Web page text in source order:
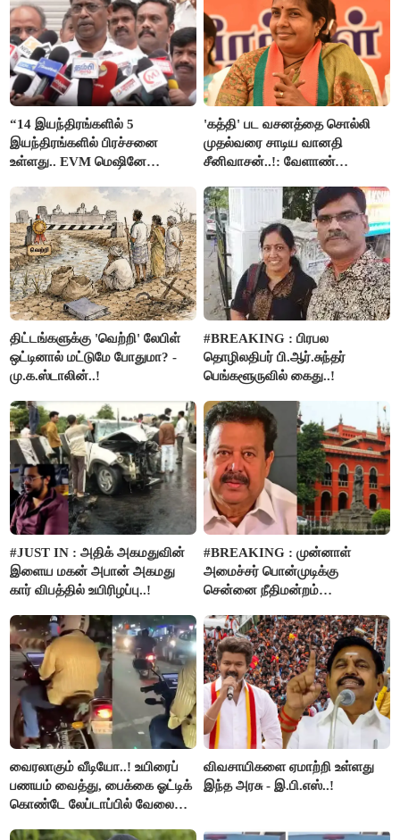
“14 இயந்திரங்களில் 5
இயந்திரங்களில் பிரச்சனை
உள்ளது.. EVM மெஷினே
இளங்கோ
'கத்தி' பட வசனத்தை சொல்லி
முதல்வரை சாடிய வானதி
சீனிவாசன்..!: வேளாண்
எதிர்ப்பு!
திட்டங்களுக்கு 'வெற்றி' லேபிள்
ஒட்டினால் மட்டுமே போதுமா? -
மு.க.ஸ்டாலின்..!
#BREAKING : பிரபல
தொழிலதிபர் பி.ஆர்.சுந்தர்
பெங்களூருவில் கைது..!
#JUST IN : அதிக் அகமதுவின்
இளைய மகன் அபான் அகமது
கார் விபத்தில் உயிரிழப்பு..!
#BREAKING : முன்னாள்
அமைச்சர் பொன்முடிக்கு
சென்னை நீதிமன்றம்
வைரலாகும் வீடியோ..! உயிரைப்
பணயம் வைத்து, பைக்கை ஓட்டிக்
கொண்டே லேப்டாப்பில் வேலை
விவசாயிகளை ஏமாற்றி உள்ளது
இந்த அரசு - இ.பி.எஸ்..!